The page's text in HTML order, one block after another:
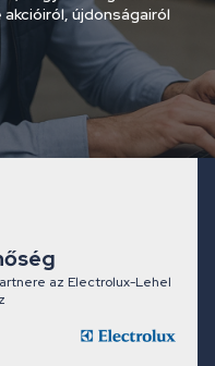
újdonságairól
az Electrolux-Lehel